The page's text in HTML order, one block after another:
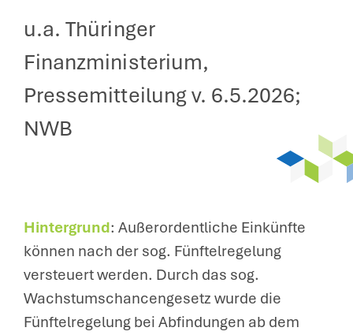
u.a. Thüringer
Finanzministerium,
Pressemitteilung v. 6.5.2026;
NWB
Hintergrund: Außerordentliche Einkünfte
können nach der sog. Fünftelregelung
versteuert werden. Durch das sog.
Wachstumschancengesetz wurde die
Fünftelregelung bei Abfindungen ab dem